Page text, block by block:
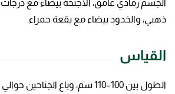
الجسم رمادي غامق، الأجنحة بيضاء مع درجات
ذهبي، والخدود بيضاء مع بقعة حمراء.
القياس